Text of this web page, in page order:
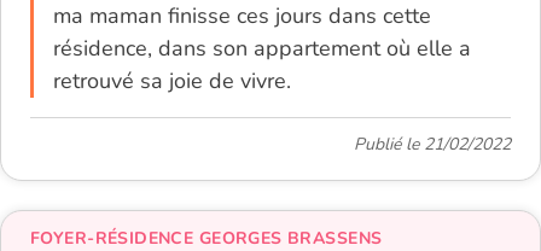
ma maman finisse ces jours dans cette
résidence, dans son appartement où elle a
retrouvé sa joie de vivre.
Publié le 21/02/2022
FOYER-RÉSIDENCE GEORGES BRASSENS